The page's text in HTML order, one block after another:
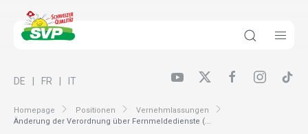
Homepage Positionen
Vernehmlassungen
Änderung der Verordnung über Fernmeldedienste (...
DE FR IT